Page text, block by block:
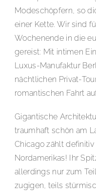
Modeschöpfern, so
einer Kette. Wir sind
Wochenende in die
gereist: Mit intimen
Luxus-Manufaktur
nächtlichen Privat-
romantischen Fahrt
Gigantische
traumhaft schön am
Chicago zählt
Nordamerikas! Ihr
allerdings nur zum
zugigen, teils